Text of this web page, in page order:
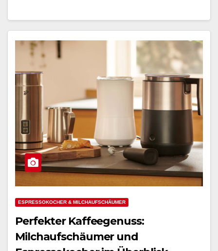
ESPRESSOKOCHER & MILCHAUFSCHÄUMER
Perfekter Kaffeegenuss:
Milchaufschäumer und